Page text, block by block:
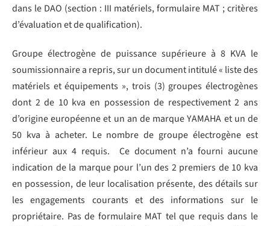
dans le DAO (section : III matériels, formulaire MAT ; critères
d’évaluation et de qualification).
Groupe électrogène de puissance supérieure à 8 KVA le
soumissionnaire a repris, sur un document intitulé « liste des
matériels et équipements », trois (3) groupes électrogènes
dont 2 de 10 kva en possession de respectivement 2 ans
d’origine européenne et un an de marque YAMAHA et un de
50 kva à acheter. Le nombre de groupe électrogène est
inférieur aux 4 requis. Ce document n’a fourni aucune
indication de la marque pour l’un des 2 premiers de 10 kva
en possession, de leur localisation présente, des détails sur
les engagements courants et des informations sur le
propriétaire. Pas de formulaire MAT tel que requis dans le